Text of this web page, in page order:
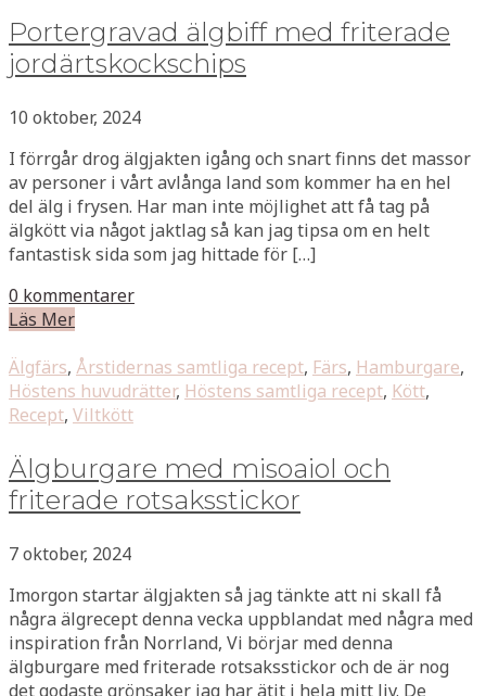
Portergravad älgbiff med friterade
jordärtskockschips
10 oktober, 2024
I förrgår drog älgjakten igång och snart finns det massor
av personer i vårt avlånga land som kommer ha en hel
del älg i frysen. Har man inte möjlighet att få tag på
älgkött via något jaktlag så kan jag tipsa om en helt
fantastisk sida som jag hittade för […]
0 kommentarer
Läs Mer
Älgfärs, Årstidernas samtliga recept, Färs, Hamburgare,
Höstens huvudrätter, Höstens samtliga recept, Kött,
Recept, Viltkött
Älgburgare med misoaiol och
friterade rotsaksstickor
7 oktober, 2024
Imorgon startar älgjakten så jag tänkte att ni skall få
några älgrecept denna vecka uppblandat med några med
inspiration från Norrland, Vi börjar med denna
älgburgare med friterade rotsaksstickor och de är nog
det godaste grönsaker jag har ätit i hela mitt liv. De